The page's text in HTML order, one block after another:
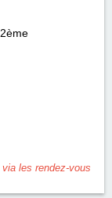
les rendez-vous